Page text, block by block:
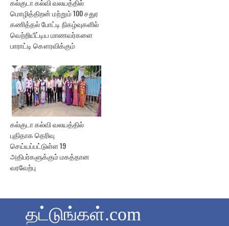
கல்குடா கல்வி வலயத்தில்
மொழித்திறன் மற்றும் 100 சதுர
கணித்தல் போட்டி நிகழ்வுகளில்
வெற்றியீட்டிய மாணவர்களை
பாராட்டி கௌரவிக்கும்
கல்குடா கல்வி வலயத்தில்
புதிதாக தெரிவு
செய்யப்பட்டுள்ள 19
அதிபர்களுக்கும் மகத்தான
வரவேற்பு
தட்டுங்கள்.com